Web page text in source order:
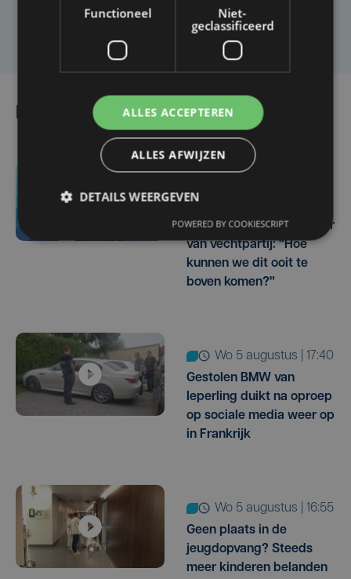
Laat het ons weten
voor Yaro (19), slachtoffer
van vechtpartij: "Hoe
kunnen we dit ooit te
boven komen?"
wo 5 augustus | 17:40
Gestolen BMW van
Ieperling duikt na oproep
op sociale media weer op
in Frankrijk
wo 5 augustus | 16:55
Geen plaats in de
jeugdopvang? Steeds
meer kinderen belanden
Functioneel
Niet-
geclassificeerd
ALLES ACCEPTEREN
ALLES AFWIJZEN
DETAILS WEERGEVEN
POWERED BY COOKIESCRIPT